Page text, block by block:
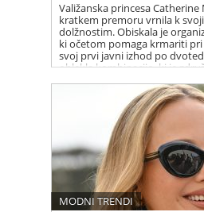
Valižanska princesa
kratkem premoru vrnila k
dolžnostim. Obiskala je
ki očetom pomaga krmariti pri
svoj prvi javni izhod po
oblekla kombinacijo, ki je
MODNI TRENDI